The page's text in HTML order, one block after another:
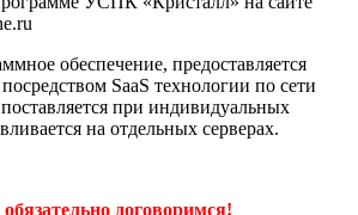
обеспечение, предоставляется
SaaS технологии по сети
при индивидуальных
на отдельных серверах.
договоримся!